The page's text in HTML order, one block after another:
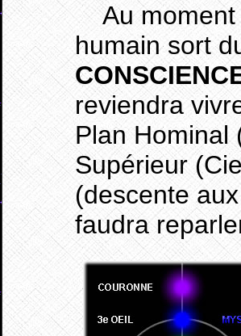
Au moment
humain sort
reviendra
Plan Hominal
Supérieur
(descente
faudra